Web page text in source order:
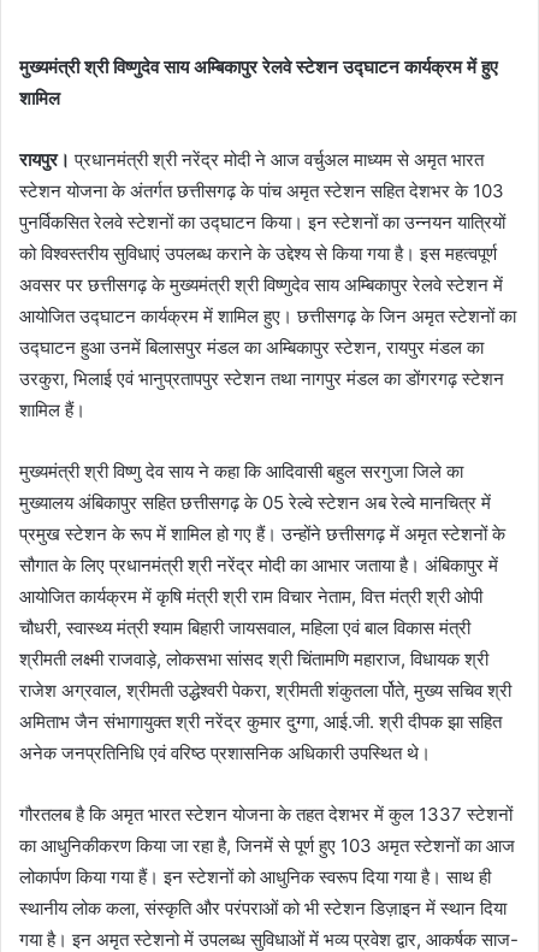
मुख्यमंत्री श्री विष्णुदेव साय अम्बिकापुर रेलवे स्टेशन उद्घाटन कार्यक्रम में हुए
शामिल
रायपुर। प्रधानमंत्री श्री नरेंद्र मोदी ने आज वर्चुअल माध्यम से अमृत भारत
स्टेशन योजना के अंतर्गत छत्तीसगढ़ के पांच अमृत स्टेशन सहित देशभर के 103
पुनर्विकसित रेलवे स्टेशनों का उद्घाटन किया। इन स्टेशनों का उन्नयन यात्रियों
को विश्वस्तरीय सुविधाएं उपलब्ध कराने के उद्देश्य से किया गया है। इस महत्वपूर्ण
अवसर पर छत्तीसगढ़ के मुख्यमंत्री श्री विष्णुदेव साय अम्बिकापुर रेलवे स्टेशन में
आयोजित उद्घाटन कार्यक्रम में शामिल हुए। छत्तीसगढ़ के जिन अमृत स्टेशनों का
उद्घाटन हुआ उनमें बिलासपुर मंडल का अम्बिकापुर स्टेशन, रायपुर मंडल का
उरकुरा, भिलाई एवं भानुप्रतापपुर स्टेशन तथा नागपुर मंडल का डोंगरगढ़ स्टेशन
शामिल हैं।
मुख्यमंत्री श्री विष्णु देव साय ने कहा कि आदिवासी बहुल सरगुजा जिले का
मुख्यालय अंबिकापुर सहित छत्तीसगढ़ के 05 रेल्वे स्टेशन अब रेल्वे मानचित्र में
प्रमुख स्टेशन के रूप में शामिल हो गए हैं। उन्होंने छत्तीसगढ़ में अमृत स्टेशनों के
सौगात के लिए प्रधानमंत्री श्री नरेंद्र मोदी का आभार जताया है। अंबिकापुर में
आयोजित कार्यक्रम में कृषि मंत्री श्री राम विचार नेताम, वित्त मंत्री श्री ओपी
चौधरी, स्वास्थ्य मंत्री श्याम बिहारी जायसवाल, महिला एवं बाल विकास मंत्री
श्रीमती लक्ष्मी राजवाड़े, लोकसभा सांसद श्री चिंतामणि महाराज, विधायक श्री
राजेश अग्रवाल, श्रीमती उद्धेश्वरी पेकरा, श्रीमती शंकुतला र्पोते, मुख्य सचिव श्री
अमिताभ जैन संभागायुक्त श्री नरेंद्र कुमार दुग्गा, आई.जी. श्री दीपक झा सहित
अनेक जनप्रतिनिधि एवं वरिष्ठ प्रशासनिक अधिकारी उपस्थित थे।
गौरतलब है कि अमृत भारत स्टेशन योजना के तहत देशभर में कुल 1337 स्टेशनों
का आधुनिकीकरण किया जा रहा है, जिनमें से पूर्ण हुए 103 अमृत स्टेशनों का आज
लोकार्पण किया गया हैं। इन स्टेशनों को आधुनिक स्वरूप दिया गया है। साथ ही
स्थानीय लोक कला, संस्कृति और परंपराओं को भी स्टेशन डिज़ाइन में स्थान दिया
गया है। इन अमृत स्टेशनो में उपलब्ध सुविधाओं में भव्य प्रवेश द्वार, आकर्षक साज-